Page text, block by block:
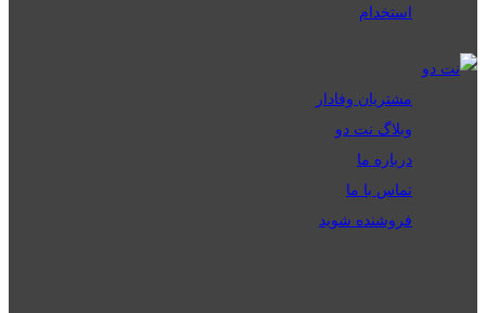
استخدام
مشتریان وفادار
وبلاگ نت دو
درباره ما
تماس با ما
فروشنده شوید